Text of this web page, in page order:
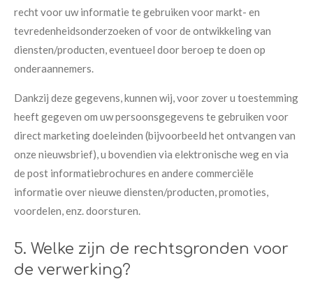
recht voor uw informatie te gebruiken voor markt- en
tevredenheidsonderzoeken of voor de ontwikkeling van
diensten/producten, eventueel door beroep te doen op
onderaannemers.
Dankzij deze gegevens, kunnen wij, voor zover u toestemming
heeft gegeven om uw persoonsgegevens te gebruiken voor
direct marketing doeleinden (bijvoorbeeld het ontvangen van
onze nieuwsbrief), u bovendien via elektronische weg en via
de post informatiebrochures en andere commerciële
informatie over nieuwe diensten/producten, promoties,
voordelen, enz. doorsturen.
5. Welke zijn de rechtsgronden voor
de verwerking?